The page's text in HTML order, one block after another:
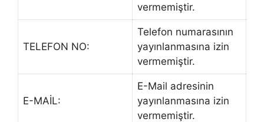
vermemiştir.
TELEFON NO:
Telefon numarasının
yayınlanmasına izin
vermemiştir.
E-MAİL:
E-Mail adresinin
yayınlanmasına izin
vermemiştir.